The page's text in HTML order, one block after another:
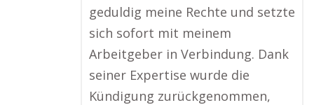
geduldig meine Rechte und setzte
sich sofort mit meinem
Arbeitgeber in Verbindung. Dank
seiner Expertise wurde die
Kündigung zurückgenommen,